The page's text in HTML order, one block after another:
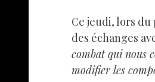
Ce jeudi, lors
des échanges
combat qui nous
modifier les